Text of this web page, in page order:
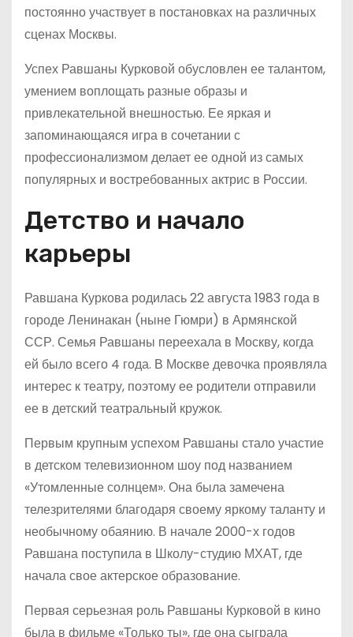
постоянно участвует в постановках на различных
сценах Москвы.
Успех Равшаны Курковой обусловлен ее талантом,
умением воплощать разные образы и
привлекательной внешностью. Ее яркая и
запоминающаяся игра в сочетании с
профессионализмом делает ее одной из самых
популярных и востребованных актрис в России.
Детство и начало
карьеры
Равшана Куркова родилась 22 августа 1983 года в
городе Ленинакан (ныне Гюмри) в Армянской
ССР. Семья Равшаны переехала в Москву, когда
ей было всего 4 года. В Москве девочка проявляла
интерес к театру, поэтому ее родители отправили
ее в детский театральный кружок.
Первым крупным успехом Равшаны стало участие
в детском телевизионном шоу под названием
«Утомленные солнцем». Она была замечена
телезрителями благодаря своему яркому таланту и
необычному обаянию. В начале 2000-х годов
Равшана поступила в Школу-студию МХАТ, где
начала свое актерское образование.
Первая серьезная роль Равшаны Курковой в кино
была в фильме «Только ты», где она сыграла